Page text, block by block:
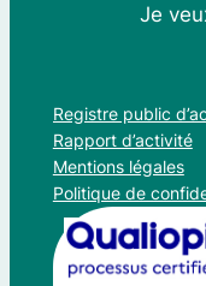
Je
Registre public
Rapport d’activité
Mentions légales
Politique de